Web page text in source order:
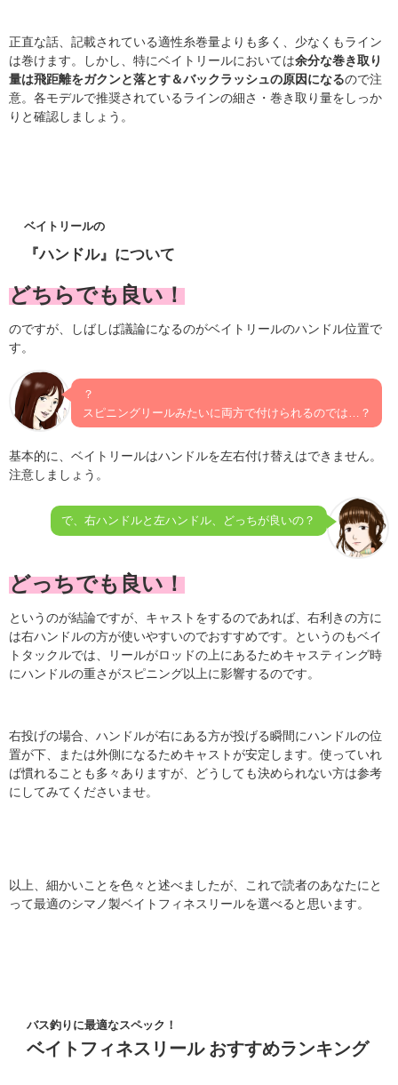
正直な話、記載されている適性糸巻量よりも多く、少なくもライン
は巻けます。しかし、特にベイトリールにおいては余分な巻き取り
量は飛距離をガクンと落とす＆バックラッシュの原因になるので注
意。各モデルで推奨されているラインの細さ・巻き取り量をしっか
りと確認しましょう。
ベイトリールの
『ハンドル』について
どちらでも良い！
のですが、しばしば議論になるのがベイトリールのハンドル位置で
す。
？
スピニングリールみたいに両方で付けられるのでは…？
基本的に、ベイトリールはハンドルを左右付け替えはできません。
注意しましょう。
で、右ハンドルと左ハンドル、どっちが良いの？
どっちでも良い！
というのが結論ですが、キャストをするのであれば、右利きの方に
は右ハンドルの方が使いやすいのでおすすめです。というのもベイ
トタックルでは、リールがロッドの上にあるためキャスティング時
にハンドルの重さがスピニング以上に影響するのです。
右投げの場合、ハンドルが右にある方が投げる瞬間にハンドルの位
置が下、または外側になるためキャストが安定します。使っていれ
ば慣れることも多々ありますが、どうしても決められない方は参考
にしてみてくださいませ。
以上、細かいことを色々と述べましたが、これで読者のあなたにと
って最適のシマノ製ベイトフィネスリールを選べると思います。
バス釣りに最適なスペック！
ベイトフィネスリール おすすめランキング